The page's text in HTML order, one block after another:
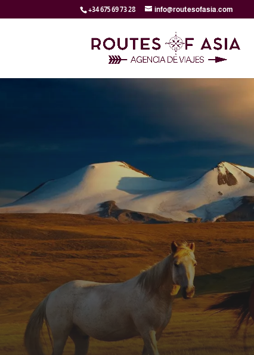
+34 675 69 73 28 info@routesofasia.com